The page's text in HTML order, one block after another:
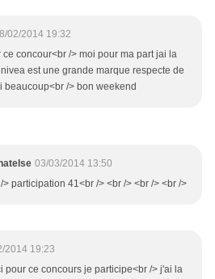
02/2014 19:32
concour<br /> moi pour ma part jai la
est une grande marque respecte de
beaucoup<br /> bon weekend
03/03/2014 13:50
> participation 41<br /> <br /> <br /> <br />
2014 19:23
pour ce concours je participe<br /> j'ai la